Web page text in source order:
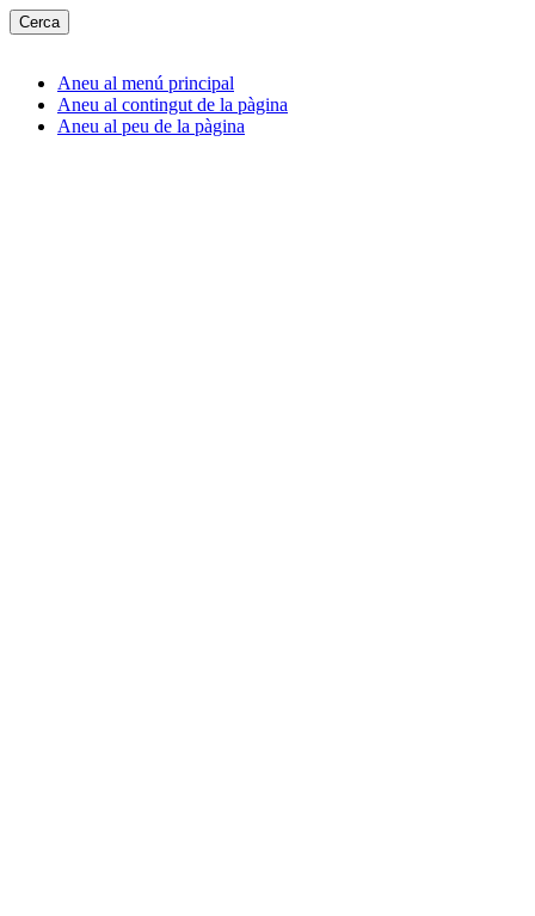
Aneu al menú principal
Aneu al contingut de la pàgina
Aneu al peu de la pàgina